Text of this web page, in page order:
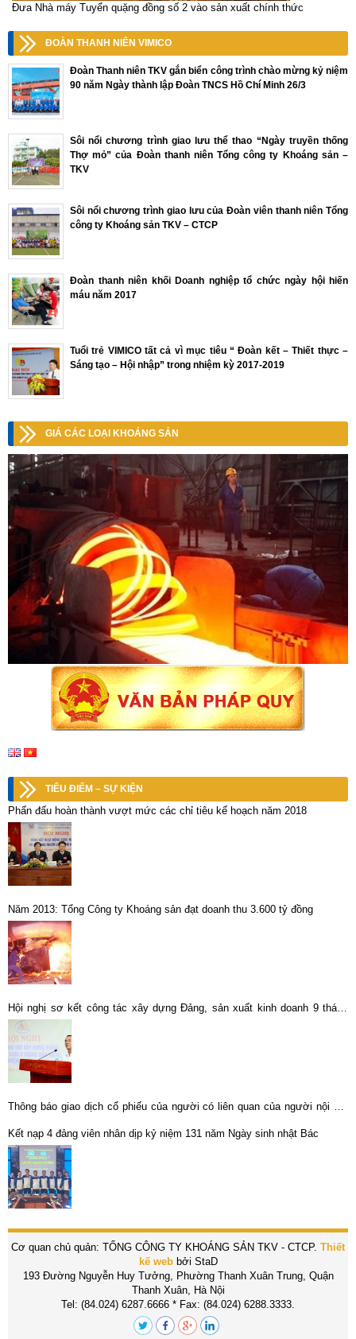
Đưa Nhà máy Tuyển quặng đồng số 2 vào sản xuất chính thức
ĐOÀN THANH NIÊN VIMICO
Đoàn Thanh niên TKV gắn biển công trình chào mừng kỷ niệm
90 năm Ngày thành lập Đoàn TNCS Hồ Chí Minh 26/3
Sôi nổi chương trình giao lưu thể thao “Ngày truyền thống
Thợ mỏ” của Đoàn thanh niên Tổng công ty Khoáng sản –
TKV
Sôi nổi chương trình giao lưu của Đoàn viên thanh niên Tổng
công ty Khoáng sản TKV – CTCP
Đoàn thanh niên khối Doanh nghiệp tổ chức ngày hội hiến
máu năm 2017
Tuổi trẻ VIMICO tất cả vì mục tiêu “ Đoàn kết – Thiết thực –
Sáng tạo – Hội nhập” trong nhiệm kỳ 2017-2019
GIÁ CÁC LOẠI KHOÁNG SẢN
TIÊU ĐIỂM – SỰ KIỆN
Phấn đấu hoàn thành vượt mức các chỉ tiêu kế hoạch năm 2018
Năm 2013: Tổng Công ty Khoáng sản đạt doanh thu 3.600 tỷ đồng
Hội nghị sơ kết công tác xây dựng Đảng, sản xuất kinh doanh 9 tháng
đầu năm
Thông báo giao dịch cổ phiếu của người có liên quan của người nội bộ:
Kết nạp 4 đảng viên nhân dịp kỷ niệm 131 năm Ngày sinh nhật Bác
Cơ quan chủ quản: TỔNG CÔNG TY KHOÁNG SẢN TKV - CTCP. Thiết
kế webbởi StaD
193 Đường Nguyễn Huy Tưởng, Phường Thanh Xuân Trung, Quận
Thanh Xuân, Hà Nội
Tel: (84.024) 6287.6666 * Fax: (84.024) 6288.3333.